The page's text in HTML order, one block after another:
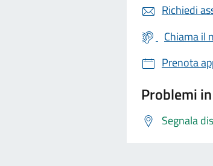
Richiedi
Chiama il
Prenota
Problemi
Segnala